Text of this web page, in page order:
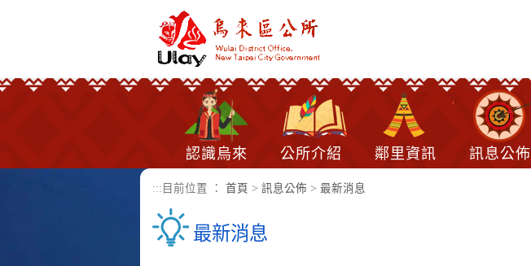
認識烏來 公所介紹 鄰里資訊 訊息公佈
::: 目前位置 ： 首頁 > 訊息公佈 > 最新消息
最新消息